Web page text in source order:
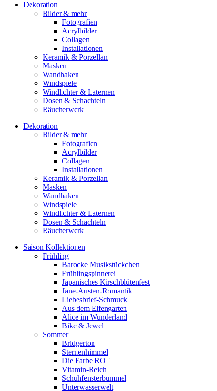
Dekoration
Bilder & mehr
Fotografien
Acrylbilder
Collagen
Installationen
Keramik & Porzellan
Masken
Wandhaken
Windspiele
Windlichter & Laternen
Dosen & Schachteln
Räucherwerk
Dekoration
Bilder & mehr
Fotografien
Acrylbilder
Collagen
Installationen
Keramik & Porzellan
Masken
Wandhaken
Windspiele
Windlichter & Laternen
Dosen & Schachteln
Räucherwerk
Saison Kollektionen
Frühling
Barocke Musikstückchen
Frühlingspinnerei
Japanisches Kirschblütenfest
Jane-Austen-Romantik
Liebesbrief-Schmuck
Aus dem Elfengarten
Alice im Wunderland
Bike & Jewel
Sommer
Bridgerton
Sternenhimmel
Die Farbe ROT
Vitamin-Reich
Schuhfensterbummel
Unterwasserwelt